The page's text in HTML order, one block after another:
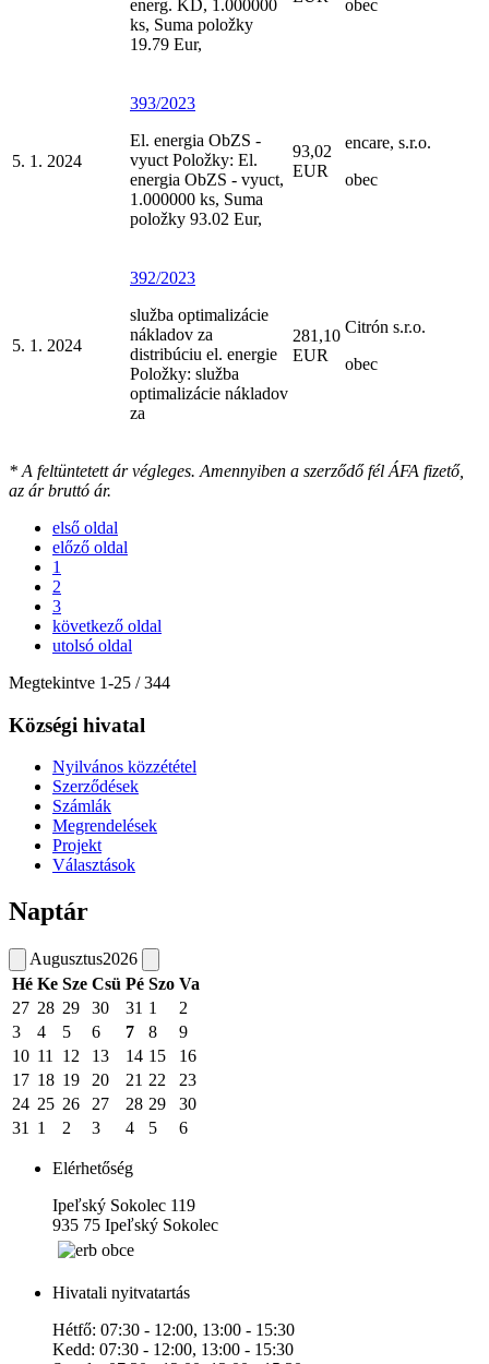
energ. KD, 1.000000
ks, Suma položky
19.79 Eur,
obec
5. 1. 2024
393/2023
El. energia ObZS -
vyuct Položky: El.
energia ObZS - vyuct,
1.000000 ks, Suma
položky 93.02 Eur,
93,02
EUR
encare, s.r.o.
obec
5. 1. 2024
392/2023
služba optimalizácie
nákladov za
distribúciu el. energie
Položky: služba
optimalizácie nákladov
za
281,10
EUR
Citrón s.r.o.
obec
* A feltüntetett ár végleges. Amennyiben a szerződő fél ÁFA fizető,
az ár bruttó ár.
első oldal
előző oldal
1
2
3
következő oldal
utolsó oldal
Megtekintve 1-25 / 344
Községi hivatal
Nyilvános közzététel
Szerződések
Számlák
Megrendelések
Projekt
Választások
Naptár
Augusztus2026
Hé Ke Sze Csü Pé Szo Va
27 28 29 30 31 1
2
3
4 5 6 7 8
9
10 11 12 13 14 15
16
17 18 19 20 21 22
23
24 25 26 27 28 29
30
31
1 2 3 4 5 6
Elérhetőség
Ipeľský Sokolec 119
935 75 Ipeľský Sokolec
Hivatali nyitvatartás
Hétfő: 07:30 - 12:00, 13:00 - 15:30
Kedd: 07:30 - 12:00, 13:00 - 15:30